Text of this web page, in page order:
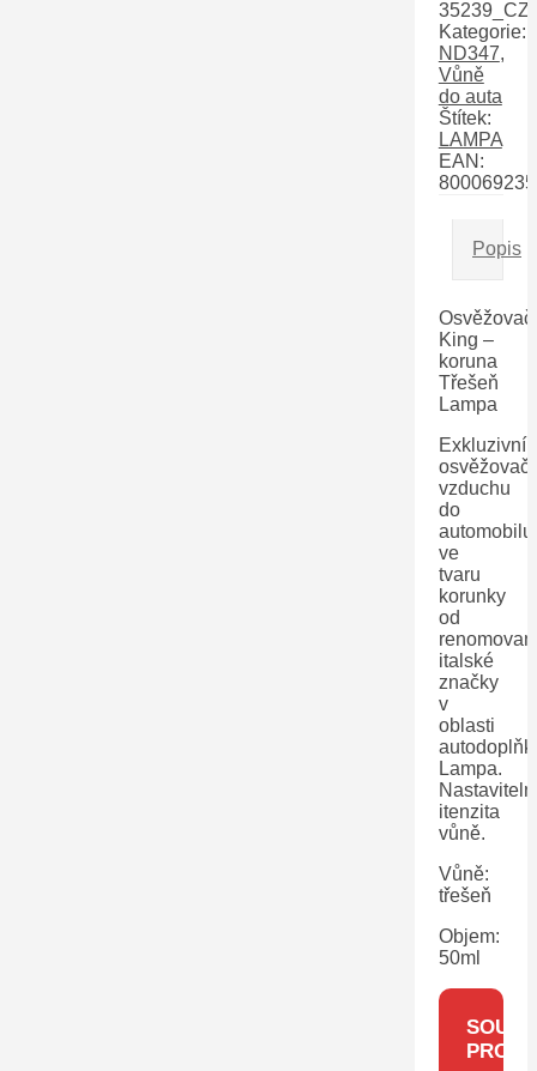
35239_CZ
Kategorie:
ND347,
Vůně
do auta
Štítek:
LAMPA
EAN:
Popis
Osvěžovač
King –
koruna
Třešeň
Lampa
Exkluzivní
osvěžovač
vzduchu
do
automobilu
ve
tvaru
korunky
od
italské
značky
v
oblasti
Lampa.
itenzita
vůně.
Vůně:
třešeň
Objem:
50ml